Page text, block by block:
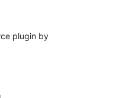
plugin by